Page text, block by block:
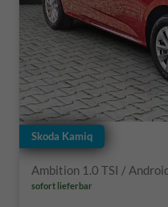
Skoda Kamiq
Ambition 1.0 TSI /
sofort lieferbar